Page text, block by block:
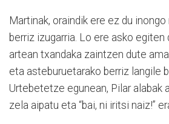
Martinak, oraindik ere ez du
berriz izugarria. Lo ere asko egiten
artean txandaka zaintzen dute ama
eta asteburuetarako berriz langile
Urtebetetze egunean, Pilar alabak
zela aipatu eta “bai, ni iritsi naiz!”